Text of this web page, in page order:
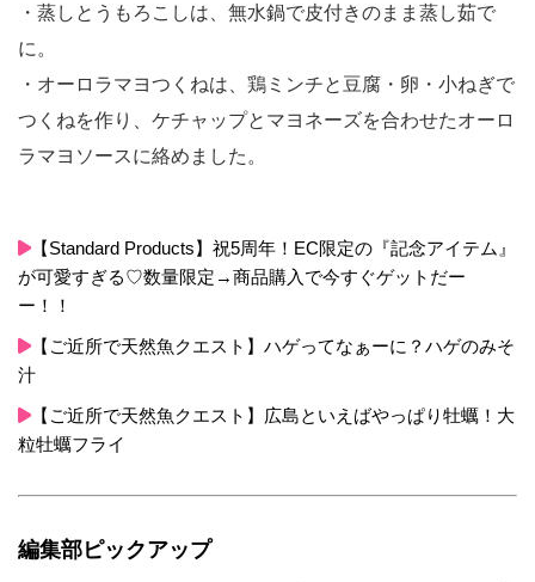
豊富に含まれているので、便秘を解消してくれる
で、胃や腸で水分を吸収して大きく膨らむ性質が
あります。 水分を一緒に摂取することが大事‼︎
・蒸しとうもろこしは、無水鍋で皮付きのまま蒸し茹で
に。
・オーロラマヨつくねは、鶏ミンチと豆腐・卵・小ねぎで
つくねを作り、ケチャップとマヨネーズを合わせたオーロ
ラマヨソースに絡めました。
【Standard Products】祝5周年！EC限定の『記念アイテム』
が可愛すぎる♡数量限定→商品購入で今すぐゲットだー
ー！！
【ご近所で天然魚クエスト】ハゲってなぁーに？ハゲのみそ
汁
【ご近所で天然魚クエスト】広島といえばやっぱり牡蠣！大
粒牡蠣フライ
編集部ピックアップ